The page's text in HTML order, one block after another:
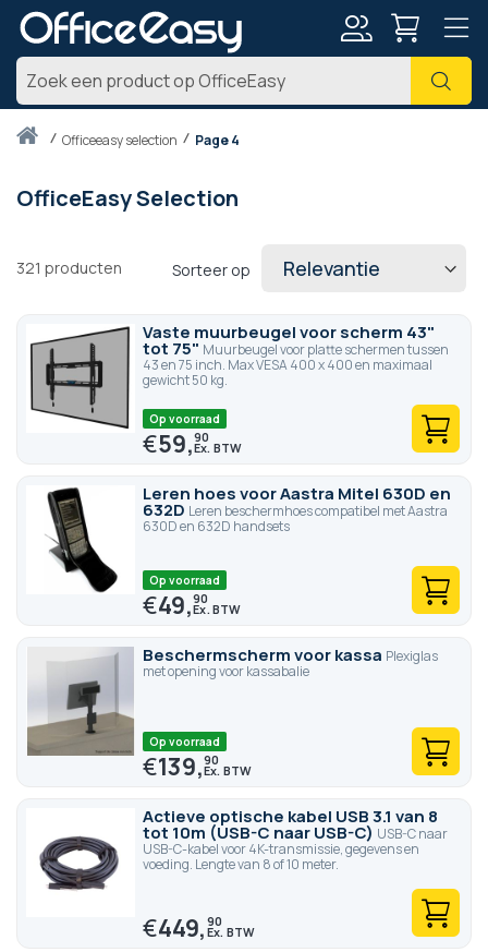
Zoek
Thuisofficeeasy selection Page 4
OfficeEasy Selection
321 producten Sorteer op
Vaste muurbeugel voor scherm 43"
tot 75" Muurbeugel voor platte schermen tussen
43 en 75 inch. Max VESA 400 x 400 en maximaal
gewicht 50 kg.
Op voorraad
€59,90
Leren hoes voor Aastra Mitel 630D en
632D Leren beschermhoes compatibel met Aastra
630D en 632D handsets
Op voorraad
€49,90
Beschermscherm voor kassa Plexiglas
met opening voor kassabalie
Op voorraad
€139,90
Actieve optische kabel USB 3.1 van 8
tot 10m (USB-C naar USB-C) USB-C naar
USB-C-kabel voor 4K-transmissie, gegevens en
voeding. Lengte van 8 of 10 meter.
€449,90